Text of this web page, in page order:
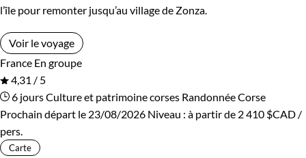
l’île pour remonter jusqu’au village de Zonza.
Voir le voyage
France En groupe
4,31 / 5
6 joursCulture et patrimoine corses Randonnée Corse
Prochain départ le 23/08/2026 Niveau : à partir de 2 410 $CAD /
pers.
Carte